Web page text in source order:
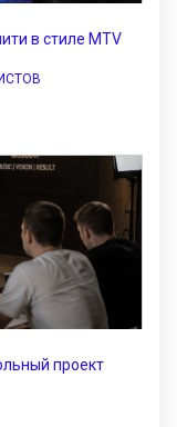
в стиле MTV
проект